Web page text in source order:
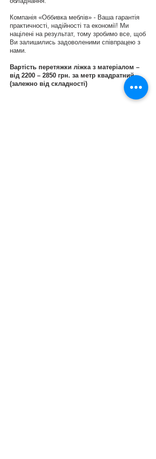
Компанія «Оббивка меблів» - Ваша гарантія
практичності, надійності та економії! Ми
націлені на результат, тому зробимо все, щоб
Ви залишились задоволеними співпрацею з
нами.
Вартість перетяжки ліжка з матеріалом –
від 2200 – 2850 грн. за метр квадратний
(залежно від складності)